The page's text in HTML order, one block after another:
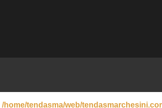
/home/tendasma/web/